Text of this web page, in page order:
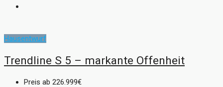
Hausentwurf
Trendline S 5 – markante Offenheit
Preis ab 226.999€